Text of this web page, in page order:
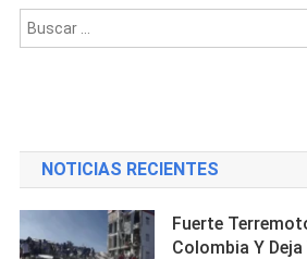
Y
Granma
NOTICIAS RECIENTES
Fuerte
Colombia Y